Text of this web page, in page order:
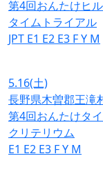
第4回おんたけヒ
タイムトライアル
JPT E1 E2 E3 FY M
5.16(土)
長野県木曽郡王滝
第4回おんたけタ
クリテリウム
E1 E2 E3 FY M